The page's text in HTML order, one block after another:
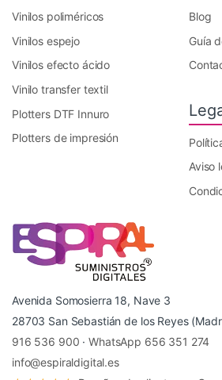
Vinilos poliméricos
Vinilos espejo
Vinilos efecto ácido
Vinilo transfer textil
Plotters DTF Innuro
Plotters de impresión
Blog
Guía
Aviso
Avenida Somosierra 18, Nave 3
28703 San Sebastián de los Reyes
916 536 900 ·WhatsApp 656 351 274
info@espiraldigital.es